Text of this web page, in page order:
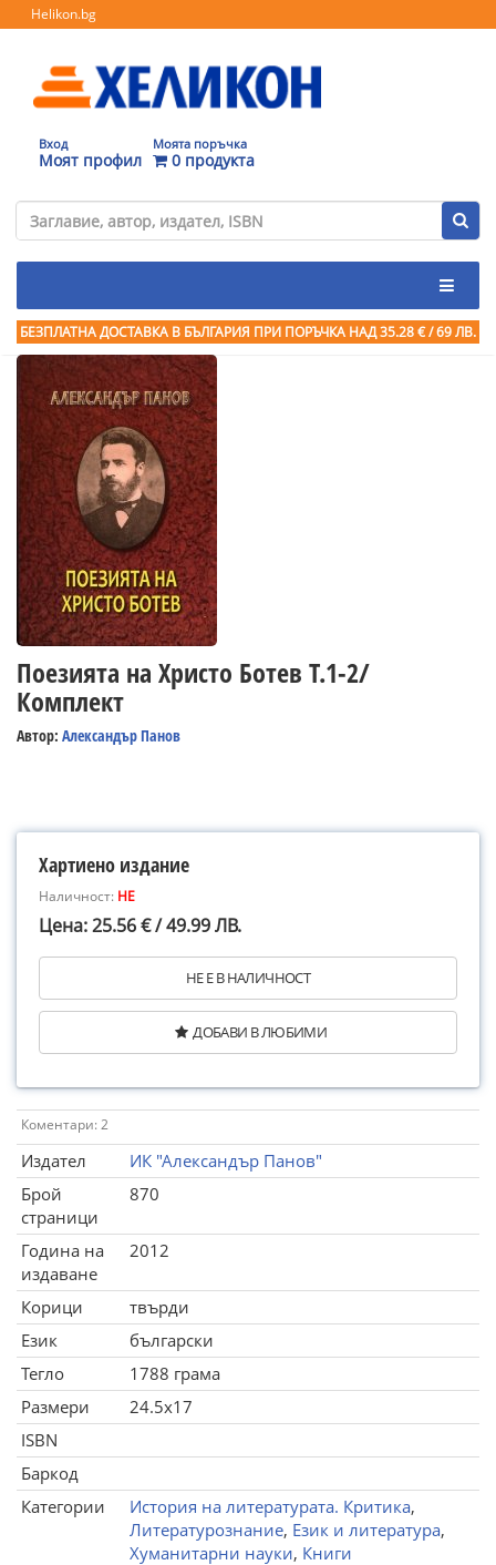
Helikon.bg
Вход
Моят профил
Моята поръчка
0 продукта
БЕЗПЛАТНА ДОСТАВКА В БЪЛГАРИЯ ПРИ ПОРЪЧКА НАД 35.28 € / 69 ЛВ.
Поезията на Христо Ботев Т.1-2/
Комплект
Автор: Александър Панов
Хартиено издание
Наличност: НЕ
Цена: 25.56 € / 49.99 ЛВ.
НЕ Е В НАЛИЧНОСТ
ДОБАВИ В ЛЮБИМИ
Коментари: 2
Издател
ИК "Александър Панов"
Брой
страници
870
Година на
издаване
2012
Корици
твърди
Език
български
Тегло
1788 грама
Размери
24.5x17
ISBN
Баркод
Категории
История на литературата. Критика,
Литературознание, Език и литература,
Хуманитарни науки, Книги